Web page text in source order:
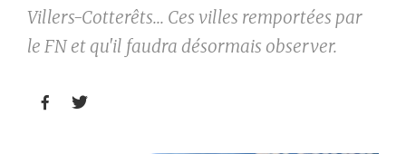
Villers-Cotterêts... Ces villes remportées par
le FN et qu'il faudra désormais observer.
 